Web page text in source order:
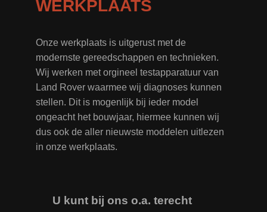
WERKPLAATS
Onze werkplaats is uitgerust met de
modernste gereedschappen en technieken.
Wij werken met orgineel testapparatuur van
Land Rover waarmee wij diagnoses kunnen
stellen. Dit is mogenlijk bij ieder model
ongeacht het bouwjaar, hiermee kunnen wij
dus ook de aller nieuwste moddelen uitlezen
in onze werkplaats.
U kunt bij ons o.a. terecht